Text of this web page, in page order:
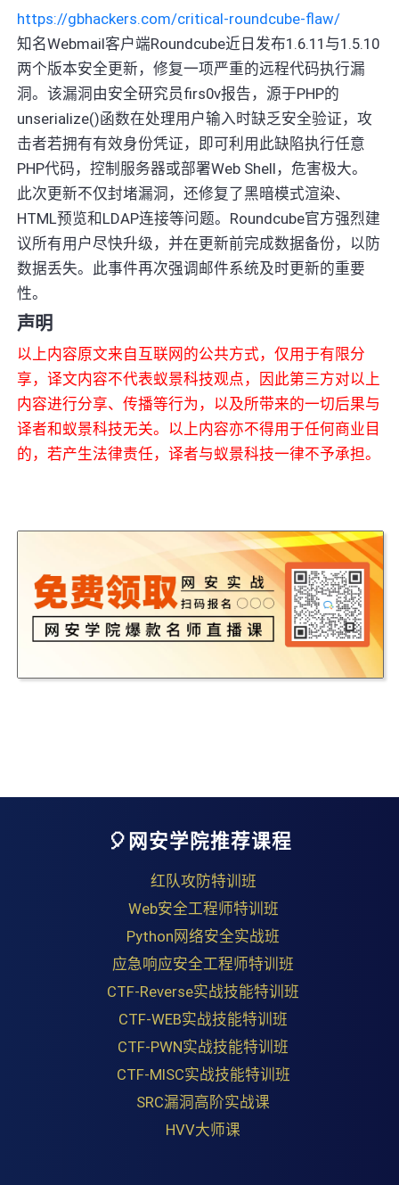
https://gbhackers.com/critical-roundcube-flaw/
知名Webmail客户端Roundcube近日发布1.6.11与1.5.10
两个版本安全更新，修复一项严重的远程代码执行漏
洞。该漏洞由安全研究员firs0v报告，源于PHP的
unserialize()函数在处理用户输入时缺乏安全验证，攻
击者若拥有有效身份凭证，即可利用此缺陷执行任意
PHP代码，控制服务器或部署Web Shell，危害极大。
此次更新不仅封堵漏洞，还修复了黑暗模式渲染、
HTML预览和LDAP连接等问题。Roundcube官方强烈建
议所有用户尽快升级，并在更新前完成数据备份，以防
数据丢失。此事件再次强调邮件系统及时更新的重要
性。
声明
以上内容原文来自互联网的公共方式，仅用于有限分
享，译文内容不代表蚁景科技观点，因此第三方对以上
内容进行分享、传播等行为，以及所带来的一切后果与
译者和蚁景科技无关。以上内容亦不得用于任何商业目
的，若产生法律责任，译者与蚁景科技一律不予承担。
🎈网安学院推荐课程
红队攻防特训班
Web安全工程师特训班
Python网络安全实战班
应急响应安全工程师特训班
CTF-Reverse实战技能特训班
CTF-WEB实战技能特训班
CTF-PWN实战技能特训班
CTF-MISC实战技能特训班
SRC漏洞高阶实战课
HVV大师课